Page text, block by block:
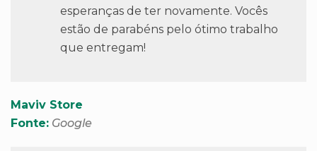
esperanças de ter novamente. Vocês
estão de parabéns pelo ótimo trabalho
que entregam!
Maviv Store
Fonte: Google